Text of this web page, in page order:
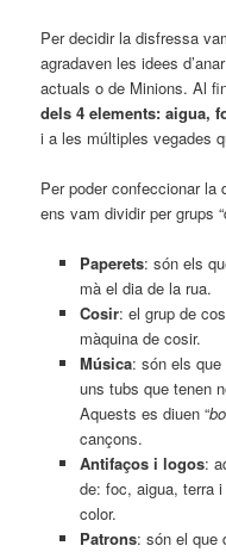
Per decidir la disfressa
agradaven les idees
actuals o de Minions. Al
dels 4 elements: aigua,
i a les múltiples vegades
Per poder confeccionar la
ens vam dividir per grups
Paperets: són els
mà el dia de la rua.
Cosir: el grup de
màquina de cosir.
Música: són els que
uns tubs que tenen
Aquests es diuen “
cançons.
Antifaços i logos:
de: foc, aigua, terra
color.
Patrons: són el que